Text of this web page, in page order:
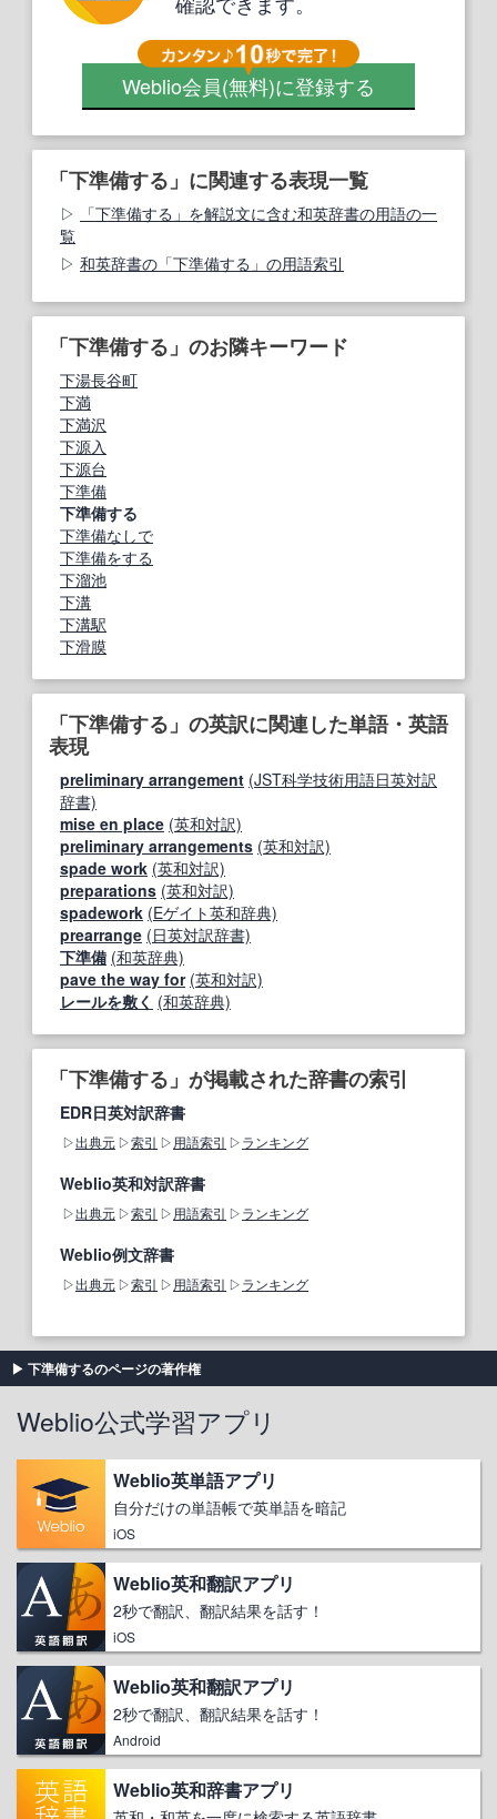
Weblio会員(無料)に登録する
「下準備する」に関連する表現一覧
「下準備する」を解説文に含む和英辞書の用語の一
覧
和英辞書の「下準備する」の用語索引
「下準備する」のお隣キーワード
下湯長谷町
下満
下満沢
下源入
下源台
下準備
下準備する
下準備なしで
下準備をする
下溜池
下溝
下溝駅
下滑膜
「下準備する」の英訳に関連した単語・英語
表現
preliminary arrangement (JST科学技術用語日英対訳
辞書)
mise en place (英和対訳)
preliminary arrangements (英和対訳)
spade work (英和対訳)
preparations (英和対訳)
spadework (Eゲイト英和辞典)
prearrange (日英対訳辞書)
下準備 (和英辞典)
pave the way for (英和対訳)
レールを敷く (和英辞典)
「下準備する」が掲載された辞書の索引
EDR日英対訳辞書
出典元 索引 用語索引 ランキング
Weblio英和対訳辞書
出典元 索引 用語索引 ランキング
Weblio例文辞書
出典元 索引 用語索引 ランキング
下準備するのページの著作権
Weblio公式学習アプリ
Weblio英単語アプリ
自分だけの単語帳で英単語を暗記
iOS
Weblio英和翻訳アプリ
2秒で翻訳、翻訳結果を話す！
iOS
Weblio英和翻訳アプリ
2秒で翻訳、翻訳結果を話す！
Android
Weblio英和辞書アプリ